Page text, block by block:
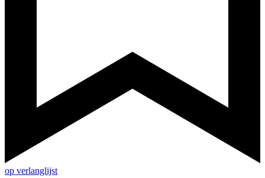
op verlanglijst